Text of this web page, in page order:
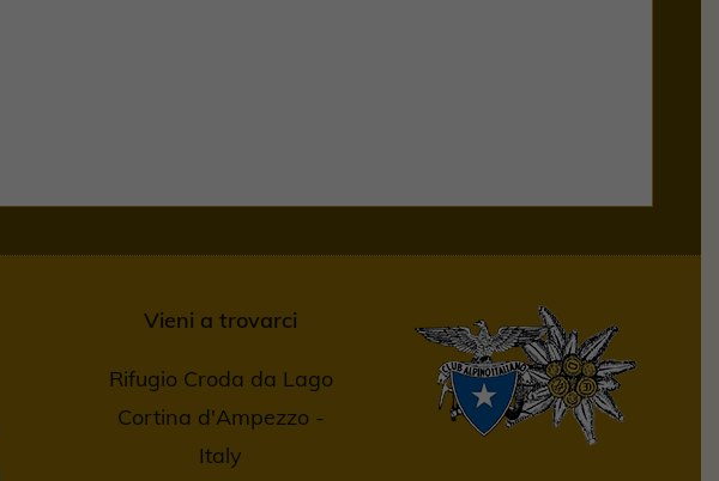
Vieni a trovarci
Rifugio Croda da Lago
Cortina d'Ampezzo -
Italy